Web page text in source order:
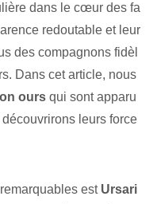
dans le cœur des fa
redoutable et leur
des compagnons fidèl
Dans cet article, nous
ours qui sont apparu
leurs force
est Ursari